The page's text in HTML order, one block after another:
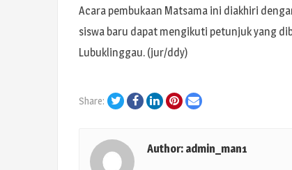
Acara pembukaan Matsama ini diakhiri
siswa baru dapat mengikuti petunjuk yang
Lubuklinggau. (jur/ddy)
Share: TwitterFacebook
LinkedIn
Pinterest
Email
Author: admin_man1